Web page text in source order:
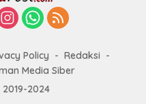
Policy
Redaksi
Media Siber
2024